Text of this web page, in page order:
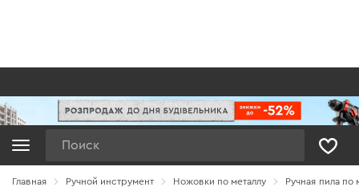
Главная Ручной инструмент Ножовки по металлу Ручная пила по